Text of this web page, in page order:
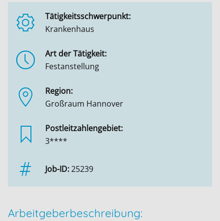
Tätigkeitsschwerpunkt:
Krankenhaus
Art der Tätigkeit:
Festanstellung
Region:
Großraum Hannover
Postleitzahlengebiet:
3****
Job-ID:25239
Arbeitgeberbeschreibung: